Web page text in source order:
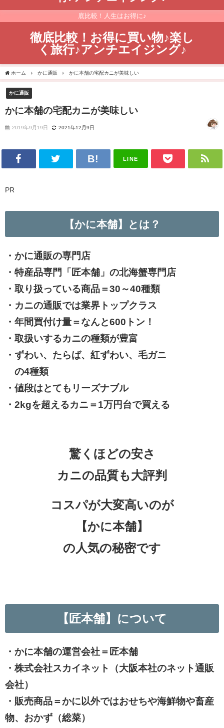
底比較！人生はお得に♪
徹底比較！お得に買い物♪楽し
く旅行♪アンチエイジング♪
ホーム かに通販 かに本舗の宅配カニが美味しい
かに通販
かに本舗の宅配カニが美味しい
2019年9月19日 2021年12月9日
LINE
PR
【かに本舗】とは？
・ かに通販の専門店
・特産品専門「匠本舗」の北海蟹専門店
・取り扱っている商品＝30～40種類
・カニの通販では業界トップクラス
・年間買付け量＝なんと600トン！
・取扱いするカニの種類が豊富
・ずわい、たらば、紅ずわい、毛ガニ
の4種類
・値段はとてもリーズナブル
・2kgを超えるカニ＝1万円台で買える
驚くほどの安さ
カニの品質も大評判
コスパが大変高いのが
【かに本舗】
の人気の秘密です
【匠本舗】について
・かに本舗の運営会社＝匠本舗
・株式会社スカイネット（大阪本社のネット通販
会社）
・販売商品＝かに以外ではおせちや海鮮物や畜産
物、おかず（総菜）